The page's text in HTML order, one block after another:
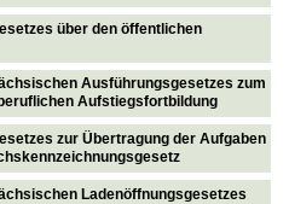
über den öffentlichen
Ausführungsgesetzes zum
Aufstiegsfortbildung
zur Übertragung der Aufgaben
Ladenöffnungsgesetzes